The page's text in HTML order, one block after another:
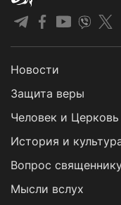
Новости
Защита веры
Человек и Церковь
История и
Вопрос
Мысли вслух